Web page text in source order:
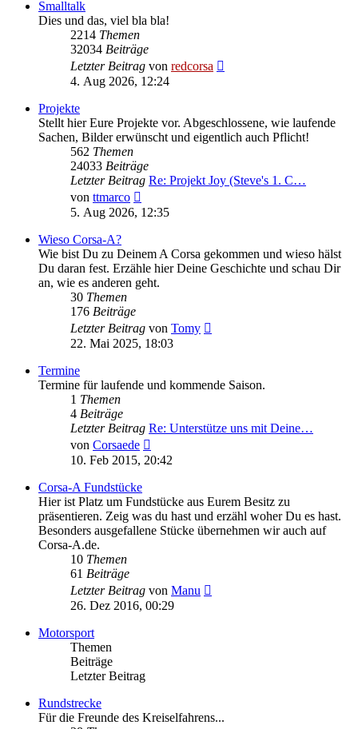
Smalltalk
Dies und das, viel bla bla!
2214 Themen
32034 Beiträge
Letzter Beitrag von redcorsa
4. Aug 2026, 12:24
Projekte
Stellt hier Eure Projekte vor. Abgeschlossene, wie laufende
Sachen, Bilder erwünscht und eigentlich auch Pflicht!
562 Themen
24033 Beiträge
Letzter Beitrag Re: Projekt Joy (Steve's 1. C…
von ttmarco
Beitrag
5. Aug 2026, 12:35
Wieso Corsa-A?
Wie bist Du zu Deinem A Corsa gekommen und wieso hälst
Du daran fest. Erzähle hier Deine Geschichte und schau Dir
an, wie es anderen geht.
30 Themen
176 Beiträge
Letzter Beitrag von Tomy
22. Mai 2025, 18:03
Termine
Termine für laufende und kommende Saison.
1 Themen
4 Beiträge
Letzter Beitrag Re: Unterstütze uns mit Deine…
von Corsaede
Beitrag
10. Feb 2015, 20:42
Corsa-A Fundstücke
Hier ist Platz um Fundstücke aus Eurem Besitz zu
präsentieren. Zeig was du hast und erzähl woher Du es hast.
Besonders ausgefallene Stücke übernehmen wir auch auf
Corsa-A.de.
10 Themen
61 Beiträge
Letzter Beitrag von Manu
26. Dez 2016, 00:29
Motorsport
Themen
Beiträge
Letzter Beitrag
Rundstrecke
Für die Freunde des Kreiselfahrens...